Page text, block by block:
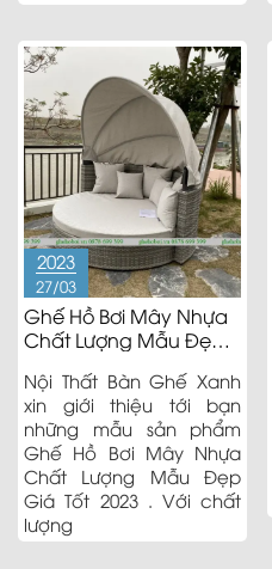
2023
27/03
Ghế Hồ Bơi Mây Nhựa
Chất Lượng Mẫu Đẹp
Nội Thất Bàn Ghế Xanh
xin giới thiệu tới bạn
những mẫu sản phẩm
Ghế Hồ Bơi Mây Nhựa
Chất Lượng Mẫu Đẹp
Giá Tốt 2023 . Với chất
lượng